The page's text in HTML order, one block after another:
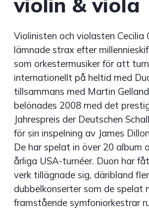
Violinisten och violasten Cecilia
lämnade strax efter
som orkestermusiker för att
internationellt på heltid med
tillsammans med Martin
belönades 2008 med det
Jahrespreis der Deutschen
för sin inspelning av James
De har spelat in över 20 album
årliga USA-turnéer. Duon har
verk tillägnade sig, däribland
dubbelkonserter som de spelat
framstående symfoniorkestrar